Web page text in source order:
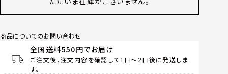
商品についてのお問い合わせ
全国送料550円でお届け
ご注文後、注文内容を確認して1日～2日後に発送しま
す。